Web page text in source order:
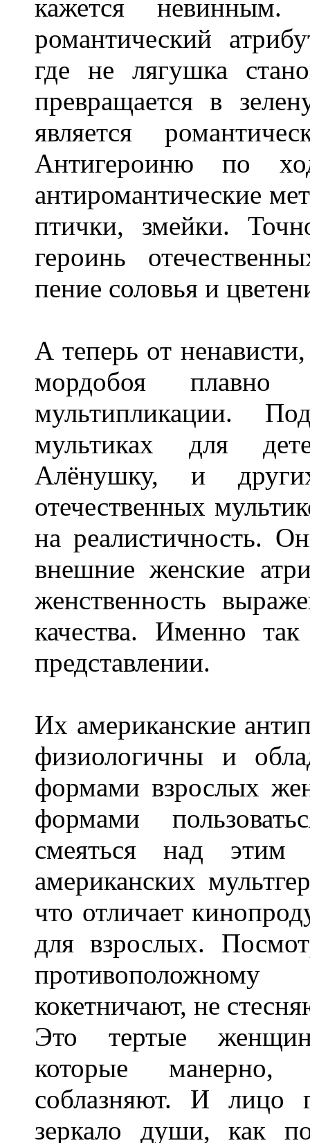
кажется
романтический
где не лягушка
превращается в
является
Антигероиню по
антиромантические
птички, змейки.
героинь
пение соловья и
А теперь от
мордобоя
мультипликации.
мультиках для
Алёнушку, и
отечественных
на реалистичность.
внешние женские
женственность
качества. Именно
представлении.
Их американские
физиологичны и
формами взрослых
формами
смеяться над
американских
что отличает
для взрослых.
кокетничают, не
Это тертые
которые манерно,
соблазняют. И лицо
зеркало души, как